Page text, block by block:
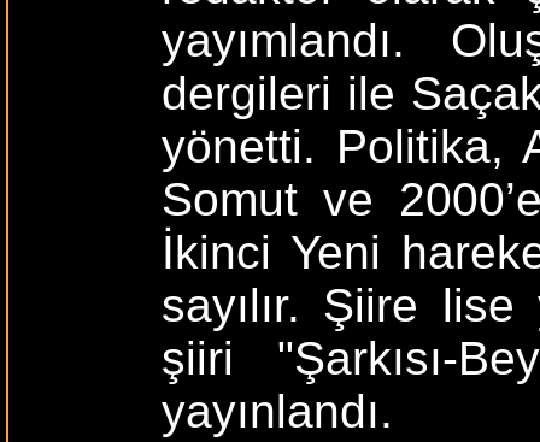
yayımlandı.
dergileri ile
yönetti. Politika,
Somut ve
İkinci Yeni
sayılır. Şiire
şiiri "Şarkısı-
yayınlandı.